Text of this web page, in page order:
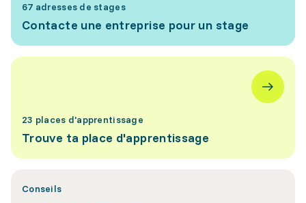
67 adresses de stages
Contacte une entreprise pour un stage
23 places d'apprentissage
Trouve ta place d'apprentissage
Conseils